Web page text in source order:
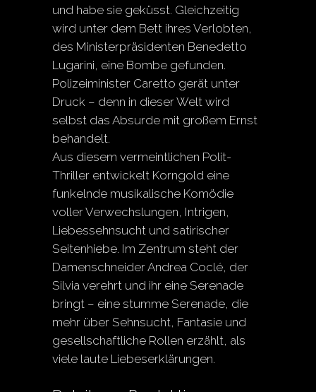
und habe sie geküsst. Gleichzeitig
wird unter dem Bett ihres Verlobten,
des Ministerpräsidenten Benedetto
Lugarini, eine Bombe gefunden.
Polizeiminister Caretto gerät unter
Druck – denn in dieser Welt wird
selbst das Absurde mit großem Ernst
behandelt.
Aus diesem vermeintlichen Polit-
Thriller entwickelt Korngold eine
funkelnde musikalische Komödie
voller Verwechslungen, Intrigen,
Liebessehnsucht und satirischer
Seitenhiebe. Im Zentrum steht der
Damenschneider Andrea Coclé, der
Silvia verehrt und ihr eine Serenade
bringt – eine stumme Serenade, die
mehr über Sehnsucht, Fantasie und
gesellschaftliche Rollen erzählt, als
viele laute Liebeserklärungen.